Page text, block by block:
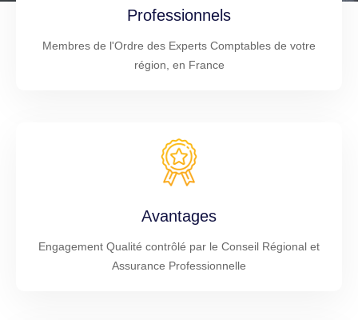
Professionnels
Membres de l'Ordre des Experts Comptables de votre
région, en France
Avantages
Engagement Qualité contrôlé par le Conseil Régional et
Assurance Professionnelle